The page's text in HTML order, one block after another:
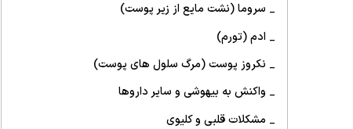
_ سروما (نشت مایع از زیر پوست)
_ ادم (تورم)
_ نکروز پوست (مرگ سلول های پوست)
_ واکنش به بیهوشی و سایر داروها
_ مشکلات قلبی و کلیوی